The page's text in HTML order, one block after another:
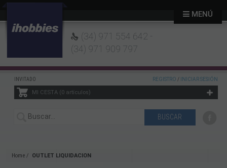
(34) 971 554 642 -
(34) 971 909 797
INVITADO REGISTRO / INICIAR SESIÓN
MI CESTA 0artículos
MENÚ
Home OUTLET LIQUIDACION